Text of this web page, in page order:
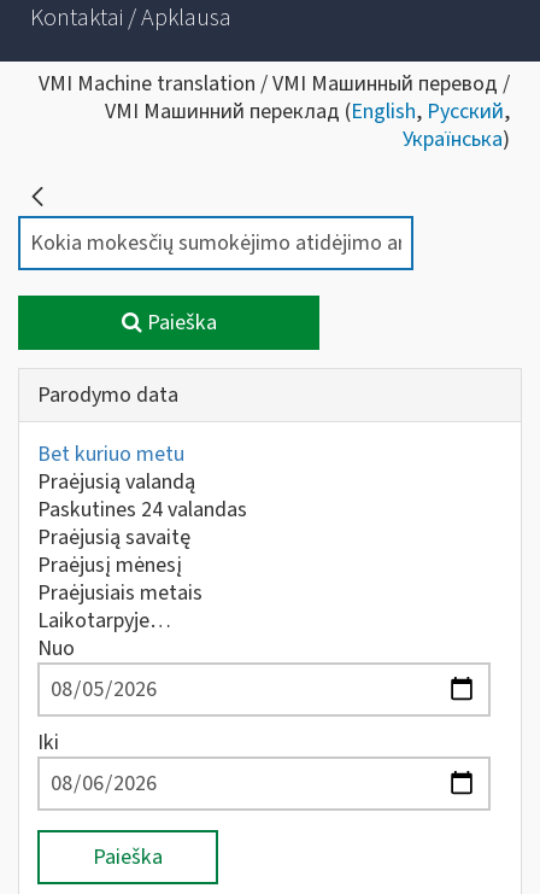
Kontaktai / Apklausa
VMI Machine translation / VMI Машинный перевод /
VMI Машинний переклад (English, Русский,
Українська)
Paieška
Parodymo data
Bet kuriuo metu
Praėjusią valandą
Paskutines 24 valandas
Praėjusią savaitę
Praėjusį mėnesį
Praėjusiais metais
Laikotarpyje…
Nuo
Iki
Paieška